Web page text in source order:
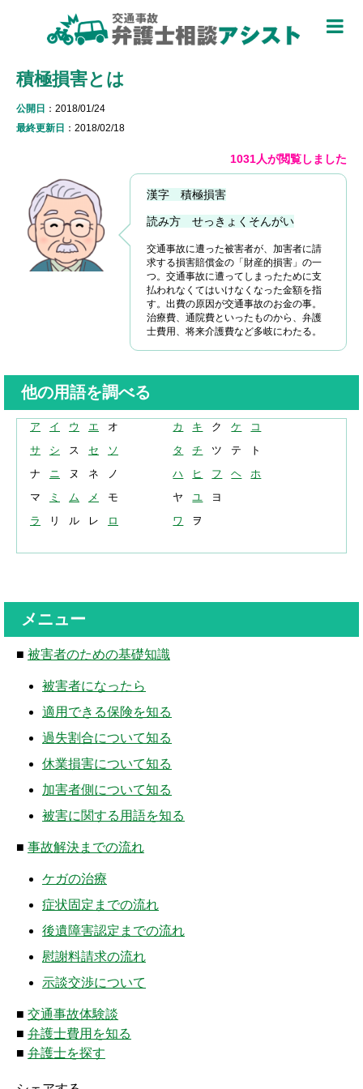
積極損害とは
公開日 ：2018/01/24
最終更新日 ：2018/02/18
1031人が閲覧しました
漢字 積極損害
読み方 せっきょくそんがい
交通事故に遭った被害者が、加害者に請
求する損害賠償金の「財産的損害」の一
つ。交通事故に遭ってしまったために支
払われなくてはいけなくなった金額を指
す。出費の原因が交通事故のお金の事。
治療費、通院費といったものから、弁護
士費用、将来介護費など多岐にわたる。
他の用語を調べる
ア イ ウ エ オ カ キ ク ケ
コ
サ
シ ス セ ソ タ チ ツ テ
ト
ナ
ニ ヌ ネ ノ ハ ヒ フ ヘ
ホ
マ
ミ ム メ モ ヤ ユ
ヨ
ラ
リ ル レ ロ ワ ヲ
メニュー
■ 被害者のための基礎知識
被害者になったら
適用できる保険を知る
過失割合について知る
休業損害について知る
加害者側について知る
被害に関する用語を知る
■ 事故解決までの流れ
ケガの治療
症状固定までの流れ
後遺障害認定までの流れ
慰謝料請求の流れ
示談交渉について
■ 交通事故体験談
■ 弁護士費用を知る
■ 弁護士を探す
被害者のための基礎知識 ▼
被害者になったら
過失割合について知る
休業損害について知る
弁護士特約について知る
加害者側について知る
被害に関する用語を知る
ケガの治療
症状固定
慰謝料請求
乗用車事故の体験談
大型車事故の体験談
自転車事故の体験談
ムチ打ちの体験談
捻挫の体験談
打撲の体験談
骨折の体験談
後遺障害の体験談
弁護士費用を知る
弁護士を探す
弁護士に相談[無料]